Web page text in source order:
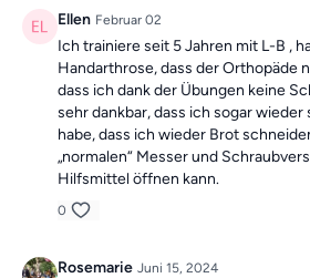
Ellen Februar 02
Ich trainiere seit 5 Jahren mit L-B ,
Handarthrose, dass der Orthopäde
dass ich dank der Übungen keine
sehr dankbar, dass ich sogar
habe, dass ich wieder Brot
„normalen“ Messer und
Hilfsmittel öffnen kann.
0
Rosemarie Juni 15, 2024